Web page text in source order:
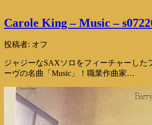
Carole King – Music –
投稿者: オフ
ジャジーなSAXソロをフィーチャーした
ーヴの名曲「Music」！職業作曲家…